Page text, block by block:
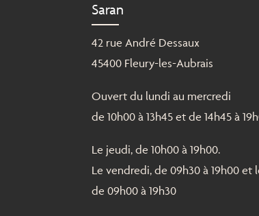
Saran
42 rue André Dessaux
45400 Fleury-les-Aubrais
Ouvert du lundi au mercredi
de 10h00 à 13h45 et de 14h45 à
Le jeudi, de 10h00 à 19h00.
Le vendredi, de 09h30 à 19h00 et
de 09h00 à 19h30